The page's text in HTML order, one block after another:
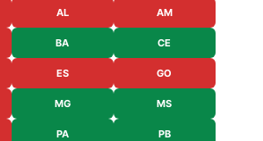
AL AM
BA CE
ES GO
MG MS
PA PB